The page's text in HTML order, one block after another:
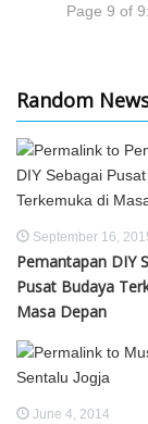
Page 9 of 9:
Random
September 16,
Pemantapan DIY
Pusat Budaya
Masa Depan
June 4, 2014